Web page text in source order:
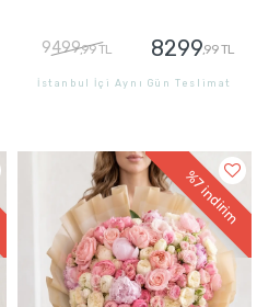
9499,99 TL 8299,99 TL
İstanbul İçi Aynı Gün Teslimat
%7
indirim